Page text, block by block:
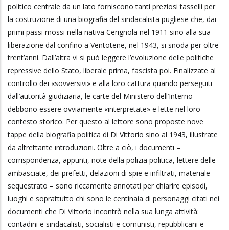
politico centrale da un lato forniscono tanti preziosi tasselli per
la costruzione di una biografia del sindacalista pugliese che, dai
primi passi mossi nella nativa Cerignola nel 1911 sino alla sua
liberazione dal confino a Ventotene, nel 1943, si snoda per oltre
trent’anni. Dall’altra vi si può leggere l’evoluzione delle politiche
repressive dello Stato, liberale prima, fascista poi. Finalizzate al
controllo dei «sovversivi» e alla loro cattura quando perseguiti
dall’autorità giudiziaria, le carte del Ministero dell’Interno
debbono essere ovviamente «interpretate» e lette nel loro
contesto storico. Per questo al lettore sono proposte nove
tappe della biografia politica di Di Vittorio sino al 1943, illustrate
da altrettante introduzioni. Oltre a ciò, i documenti –
corrispondenza, appunti, note della polizia politica, lettere delle
ambasciate, dei prefetti, delazioni di spie e infiltrati, materiale
sequestrato – sono riccamente annotati per chiarire episodi,
luoghi e soprattutto chi sono le centinaia di personaggi citati nei
documenti che Di Vittorio incontrò nella sua lunga attività:
contadini e sindacalisti, socialisti e comunisti, repubblicani e